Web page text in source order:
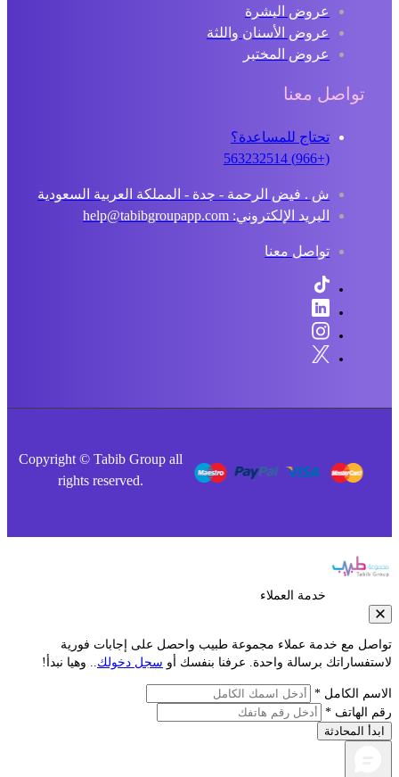
عروض البشرة
عروض الأسنان واللثة
عروض المختبر
تواصل معنا
تحتاج للمساعدة؟
ش . فيض الرحمة - جدة - المملكة العربية السعودية
البريد الإلكتروني: help@tabibgroupapp.com
تواصل معنا
Copyright © Tabib Group all
rights reserved.
خدمة العملاء
مع خدمة عملاء مجموعة طبيب واحصل على إجابات فورية
برسالة واحدة. عرفنا بنفسك أوسجل دخولك.. وهيا نبدأ!
الكامل *
الهاتف *
المحادثة